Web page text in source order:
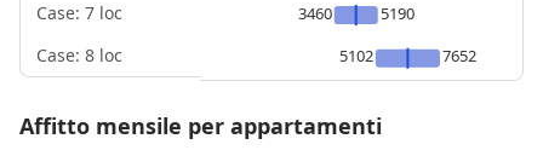
Case: 7 loc
Case: 8 loc
3460
5190
5102
7652
Affitto mensile per appartamenti